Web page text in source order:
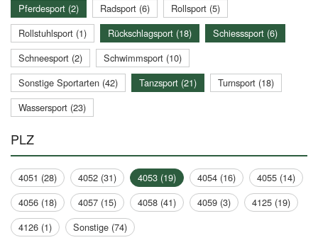
Pferdesport (2)
Radsport (6)
Rollsport (5)
Rollstuhlsport (1)
Rückschlagsport (18)
Schiesssport (6)
Schneesport (2)
Schwimmsport (10)
Sonstige Sportarten (42)
Tanzsport (21)
Turnsport (18)
Wassersport (23)
PLZ
4051 (28) 4052 (31) 4053 (19) 4054 (16)
4055 (14)
4056 (18)
4057 (15) 4058 (41) 4059 (3)
4125 (19)
4126 (1)
Sonstige (74)